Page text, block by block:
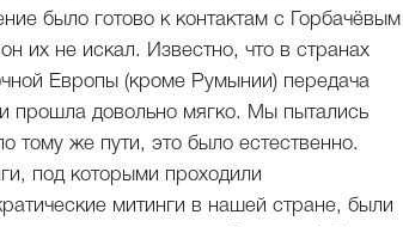
было готово к контактам с Горбачёвым
их не искал. Известно, что в странах
Европы (кроме Румынии) передача
прошла довольно мягко. Мы пытались
тому же пути, это было естественно.
под которыми проходили
митинги в нашей стране, были